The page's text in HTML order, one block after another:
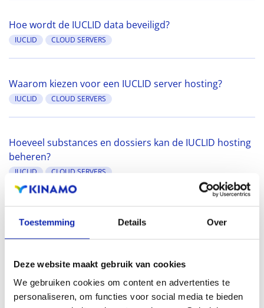
Toestemming Details Over
Deze website maakt gebruik van cookies
We gebruiken cookies om content en advertenties te
personaliseren, om functies voor social media te bieden
Hoe wordt de IUCLID data beveiligd?
IUCLID CLOUD SERVERS
Waarom kiezen voor een IUCLID server hosting?
IUCLID CLOUD SERVERS
Hoeveel substances en dossiers kan de IUCLID hosting
beheren?
IUCLID CLOUD SERVERS
Wordt de IUCLID software op de server automatisch
geupdate?